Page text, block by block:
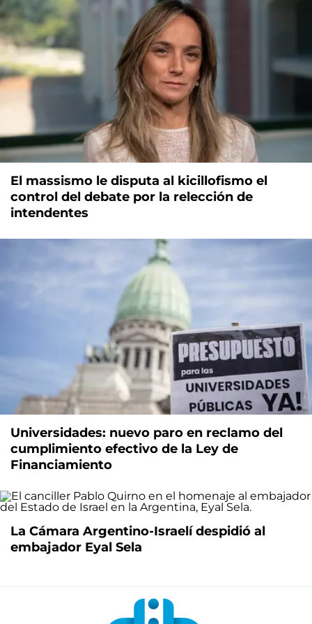
El massismo le disputa al kicillofismo el
control del debate por la relección de
intendentes
Universidades: nuevo paro en reclamo del
cumplimiento efectivo de la Ley de
Financiamiento
La Cámara Argentino-Israelí despidió al
embajador Eyal Sela